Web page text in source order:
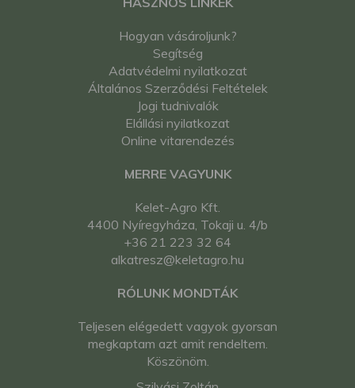
Hogyan vásároljunk?
Segítség
Adatvédelmi nyilatkozat
Általános Szerződési Feltételek
Jogi tudnivalók
Elállási nyilatkozat
Online vitarendezés
MERRE VAGYUNK
Kelet-Agro Kft.
4400 Nyíregyháza, Tokaji u. 4/b
+36 21 223 32 64
alkatresz@keletagro.hu
RÓLUNK MONDTÁK
Teljesen elégedett vagyok gyorsan
megkaptam azt amit rendeltem.
Köszönöm.